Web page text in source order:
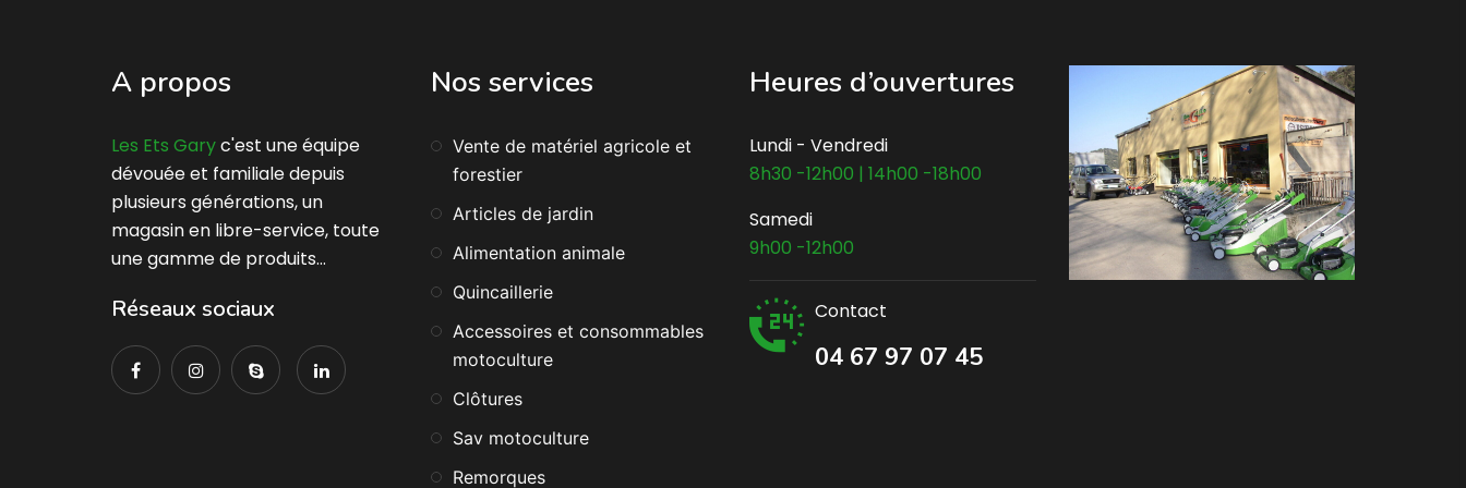
A propos
Les Ets Garyc'est une équipe
dévouée et familiale depuis
plusieurs générations, un
magasin en libre-service, toute
une gamme de produits…
Réseaux sociaux
Nos services
Vente de matériel agricole et
forestier
Articles de jardin
Alimentation animale
Quincaillerie
Accessoires et consommables
motoculture
Clôtures
Sav motoculture
Remorques
Heures d’ouvertures
Lundi - Vendredi
8h30 -12h00 | 14h00 -18h00
Samedi
9h00 -12h00
Contact
04 67 97 07 45